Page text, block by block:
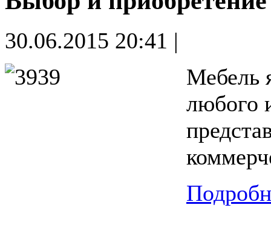
30.06.2015 20:41 |
Мебель
любого